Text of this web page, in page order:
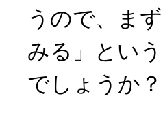
うので、ま
みる」とい
でしょうか？